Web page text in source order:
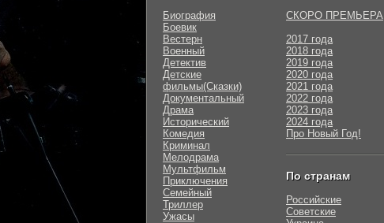
Биография
Боевик
Вестерн
Военный
Детектив
Детские
фильмы(Сказки)
Документальный
Драма
Исторический
Комедия
Криминал
Мелодрама
Мультфильм
Приключения
Семейный
Триллер
Ужасы
СКОРО ПРЕМЬЕРА
2017 года
2018 года
2019 года
2020 года
2021 года
2022 года
2023 года
2024 года
Про Новый Год!
По странам
Российские
Советские